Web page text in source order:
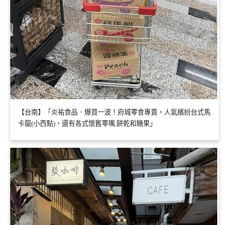
【台南】「炎祐食品．爆買一波！府城零食專賣，人氣繽紛台式馬
卡龍(小西點)，還有各式懷舊零嘴.餅乾和糖果」